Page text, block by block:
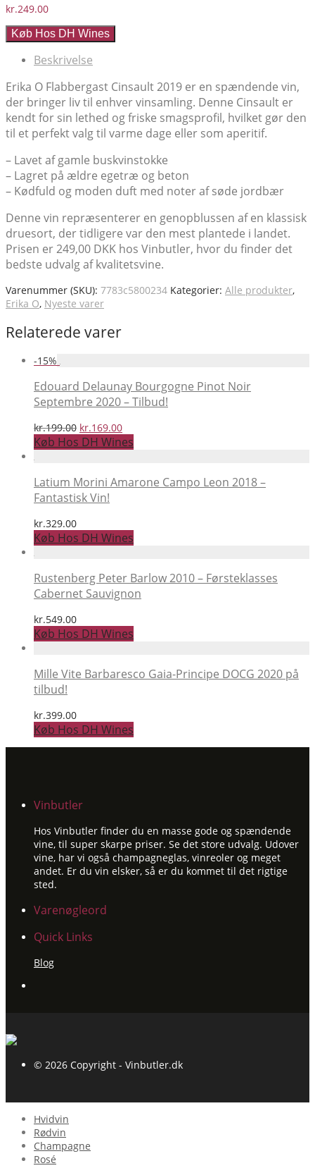
kr.249.00
Køb Hos DH Wines
Beskrivelse
Erika O Flabbergast Cinsault 2019 er en spændende vin,
der bringer liv til enhver vinsamling. Denne Cinsault er
kendt for sin lethed og friske smagsprofil, hvilket gør den
til et perfekt valg til varme dage eller som aperitif.
– Lavet af gamle buskvinstokke
– Lagret på ældre egetræ og beton
– Kødfuld og moden duft med noter af søde jordbær
Denne vin repræsenterer en genopblussen af en klassisk
druesort, der tidligere var den mest plantede i landet.
Prisen er 249,00 DKK hos Vinbutler, hvor du finder det
bedste udvalg af kvalitetsvine.
Varenummer (SKU): 7783c5800234 Kategorier: Alle produkter,
Erika O, Nyeste varer
Relaterede varer
-15%
Edouard Delaunay Bourgogne Pinot Noir
Septembre 2020 – Tilbud!
kr.199.00 Den
oprindelige
pris
kr.199.00.
kr.169.00Den
aktuelle
pris
kr.169.00.
Køb Hos DH Wines
Latium Morini Amarone Campo Leon 2018 –
Fantastisk Vin!
kr.329.00
Køb Hos DH Wines
Rustenberg Peter Barlow 2010 – Førsteklasses
Cabernet Sauvignon
kr.549.00
Køb Hos DH Wines
Mille Vite Barbaresco Gaia-Principe DOCG 2020 på
tilbud!
kr.399.00
Køb Hos DH Wines
Vinbutler
Hos Vinbutler finder du en masse gode og spændende
vine, til super skarpe priser. Se det store udvalg. Udover
vine, har vi også champagneglas, vinreoler og meget
andet. Er du vin elsker, så er du kommet til det rigtige
sted.
Varenøgleord
Quick Links
Blog
© 2026 Copyright - Vinbutler.dk
Hvidvin
Rødvin
Champagne
Rosé